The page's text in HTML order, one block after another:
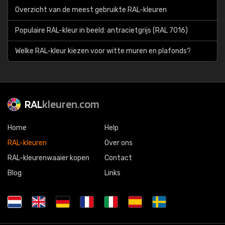
Overzicht van de meest gebruikte RAL-kleuren
Populaire RAL-kleur in beeld: antracietgrijs (RAL 7016)
Welke RAL-kleur kiezen voor witte muren en plafonds?
RALkleuren.com
Home
RAL-kleuren
RAL-kleurenwaaier kopen
Blog
Help
Over ons
Contact
Links